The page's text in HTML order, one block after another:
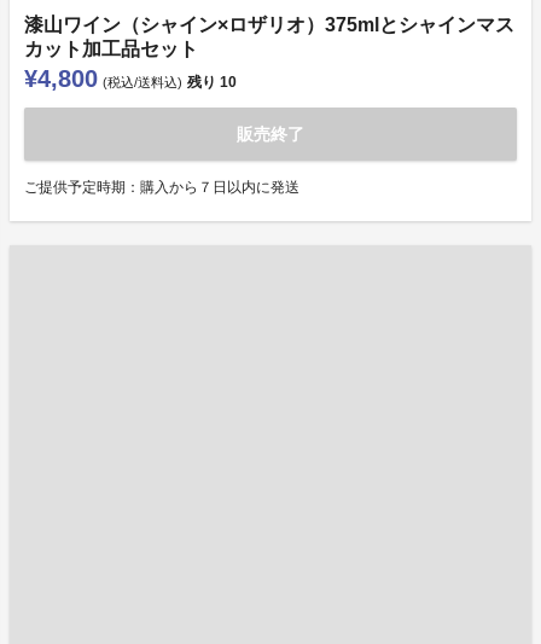
漆山ワイン（シャイン×ロザリオ）375mlとシャインマス
カット加工品セット
¥4,800 (税込/送料込) 残り 10
販売終了
ご提供予定時期：購入から７日以内に発送